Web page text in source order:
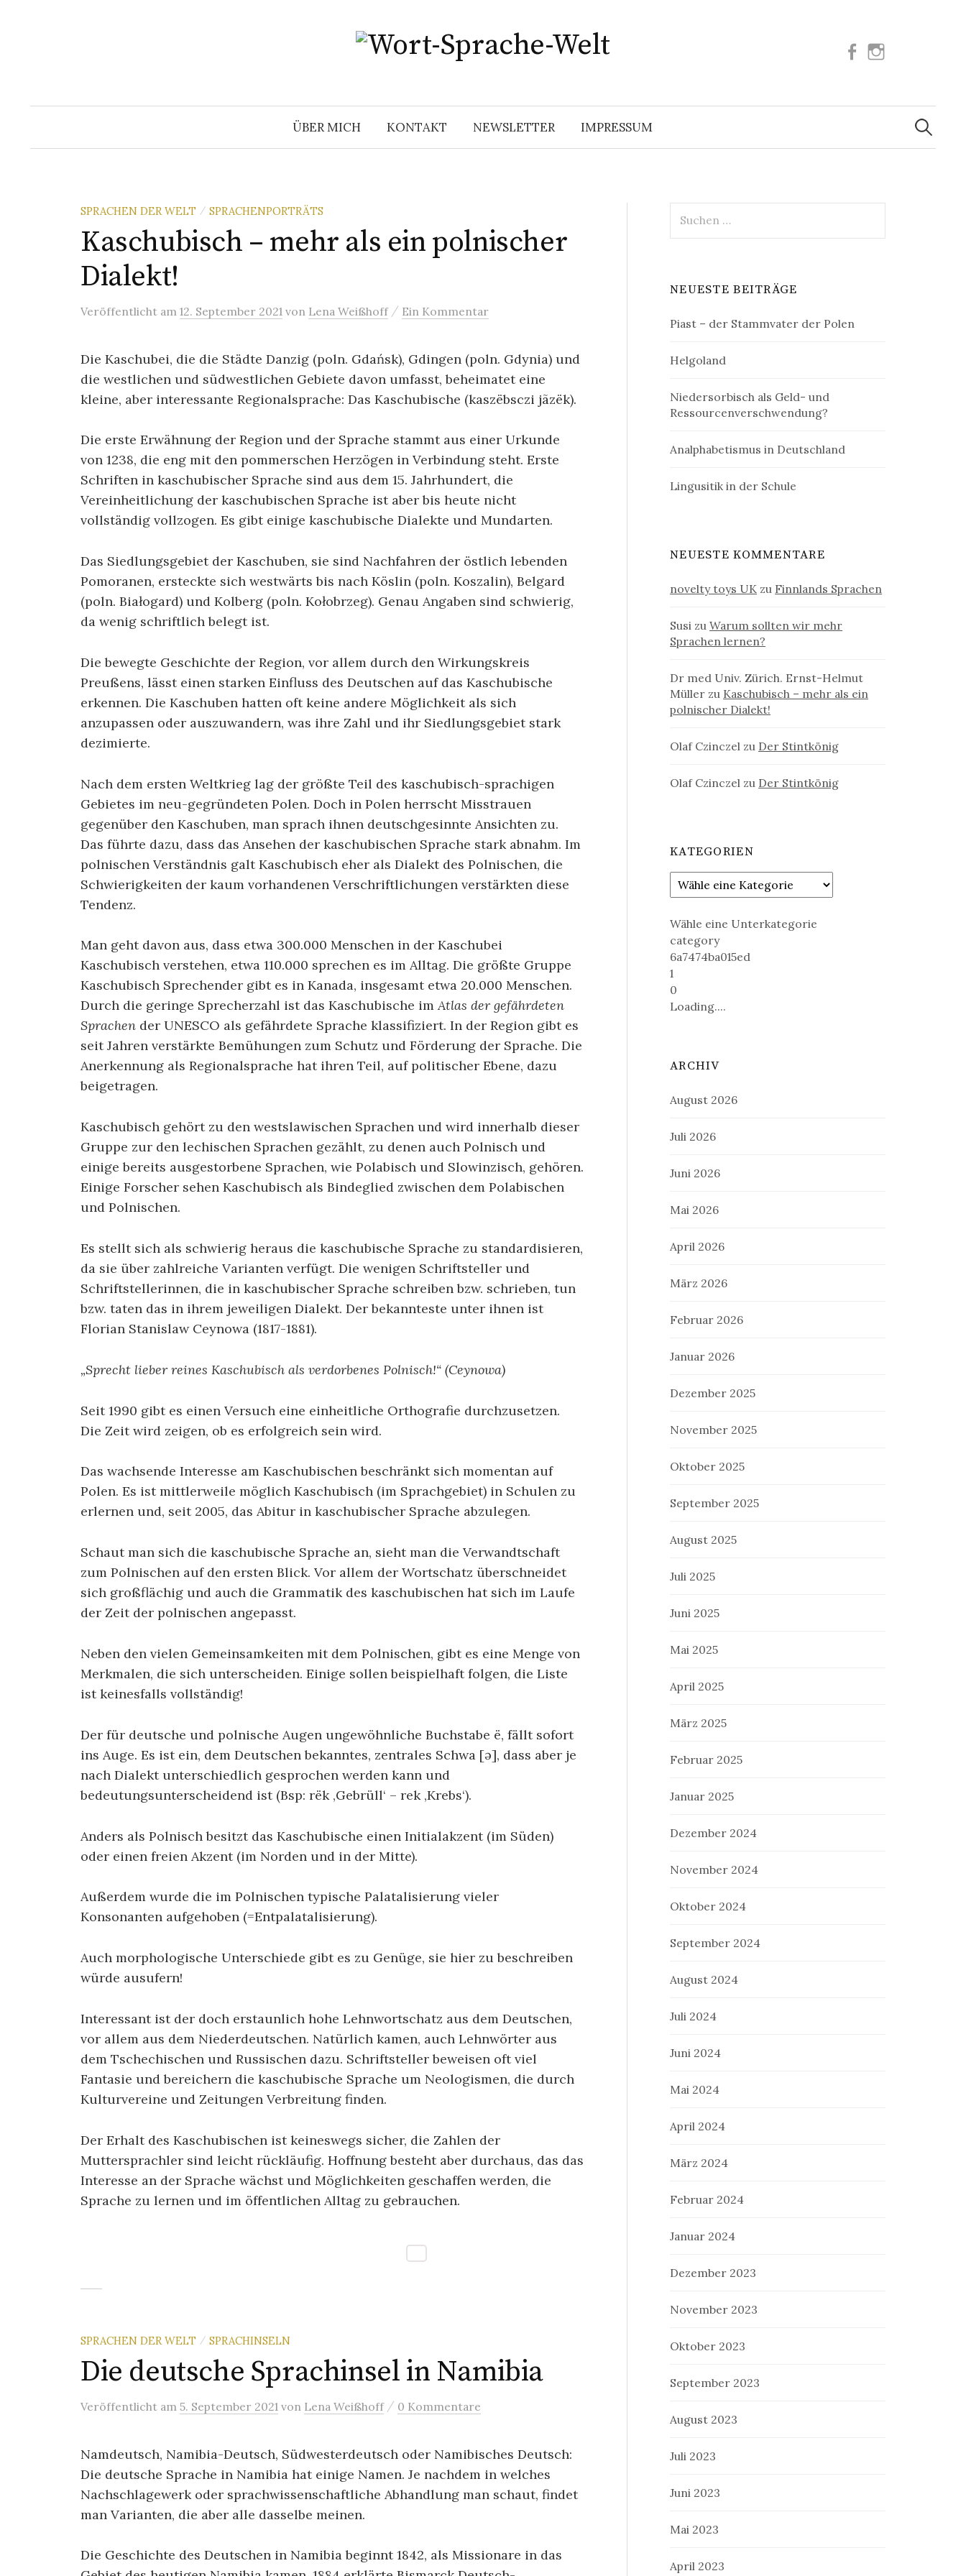
Facebook
ÜBER MICH KONTAKT NEWSLETTER IMPRESSUM
Suchen
nach:
SPRACHEN DER WELT / SPRACHENPORTRÄTS
Kaschubisch – mehr als ein polnischer
Dialekt!
Veröffentlicht am 12. September 2021 von Lena Weißhoff / Ein Kommentar
Die Kaschubei, die die Städte Danzig (poln. Gdańsk), Gdingen (poln. Gdynia) und
die westlichen und südwestlichen Gebiete davon umfasst, beheimatet eine
kleine, aber interessante Regionalsprache: Das Kaschubische (kaszëbsczi jãzëk).
Die erste Erwähnung der Region und der Sprache stammt aus einer Urkunde
von 1238, die eng mit den pommerschen Herzögen in Verbindung steht. Erste
Schriften in kaschubischer Sprache sind aus dem 15. Jahrhundert, die
Vereinheitlichung der kaschubischen Sprache ist aber bis heute nicht
vollständig vollzogen. Es gibt einige kaschubische Dialekte und Mundarten.
Das Siedlungsgebiet der Kaschuben, sie sind Nachfahren der östlich lebenden
Pomoranen, ersteckte sich westwärts bis nach Köslin (poln. Koszalin), Belgard
(poln. Białogard) und Kolberg (poln. Kołobrzeg). Genau Angaben sind schwierig,
da wenig schriftlich belegt ist.
Die bewegte Geschichte der Region, vor allem durch den Wirkungskreis
Preußens, lässt einen starken Einfluss des Deutschen auf das Kaschubische
erkennen. Die Kaschuben hatten oft keine andere Möglichkeit als sich
anzupassen oder auszuwandern, was ihre Zahl und ihr Siedlungsgebiet stark
dezimierte.
Nach dem ersten Weltkrieg lag der größte Teil des kaschubisch-sprachigen
Gebietes im neu-gegründeten Polen. Doch in Polen herrscht Misstrauen
gegenüber den Kaschuben, man sprach ihnen deutschgesinnte Ansichten zu.
Das führte dazu, dass das Ansehen der kaschubischen Sprache stark abnahm. Im
polnischen Verständnis galt Kaschubisch eher als Dialekt des Polnischen, die
Schwierigkeiten der kaum vorhandenen Verschriftlichungen verstärkten diese
Tendenz.
Man geht davon aus, dass etwa 300.000 Menschen in der Kaschubei
Kaschubisch verstehen, etwa 110.000 sprechen es im Alltag. Die größte Gruppe
Kaschubisch Sprechender gibt es in Kanada, insgesamt etwa 20.000 Menschen.
Durch die geringe Sprecherzahl ist das Kaschubische imAtlas der gefährdeten
Sprachen der UNESCO als gefährdete Sprache klassifiziert. In der Region gibt es
seit Jahren verstärkte Bemühungen zum Schutz und Förderung der Sprache. Die
Anerkennung als Regionalsprache hat ihren Teil, auf politischer Ebene, dazu
beigetragen.
Kaschubisch gehört zu den westslawischen Sprachen und wird innerhalb dieser
Gruppe zur den lechischen Sprachen gezählt, zu denen auch Polnisch und
einige bereits ausgestorbene Sprachen, wie Polabisch und Slowinzisch, gehören.
Einige Forscher sehen Kaschubisch als Bindeglied zwischen dem Polabischen
und Polnischen.
Es stellt sich als schwierig heraus die kaschubische Sprache zu standardisieren,
da sie über zahlreiche Varianten verfügt. Die wenigen Schriftsteller und
Schriftstellerinnen, die in kaschubischer Sprache schreiben bzw. schrieben, tun
bzw. taten das in ihrem jeweiligen Dialekt. Der bekannteste unter ihnen ist
Florian Stanislaw Ceynowa (1817-1881).
„Sprecht lieber reines Kaschubisch als verdorbenes Polnisch!“ (Ceynowa)
Seit 1990 gibt es einen Versuch eine einheitliche Orthografie durchzusetzen.
Die Zeit wird zeigen, ob es erfolgreich sein wird.
Das wachsende Interesse am Kaschubischen beschränkt sich momentan auf
Polen. Es ist mittlerweile möglich Kaschubisch (im Sprachgebiet) in Schulen zu
erlernen und, seit 2005, das Abitur in kaschubischer Sprache abzulegen.
Schaut man sich die kaschubische Sprache an, sieht man die Verwandtschaft
zum Polnischen auf den ersten Blick. Vor allem der Wortschatz überschneidet
sich großflächig und auch die Grammatik des kaschubischen hat sich im Laufe
der Zeit der polnischen angepasst.
Neben den vielen Gemeinsamkeiten mit dem Polnischen, gibt es eine Menge von
Merkmalen, die sich unterscheiden. Einige sollen beispielhaft folgen, die Liste
ist keinesfalls vollständig!
Der für deutsche und polnische Augen ungewöhnliche Buchstabe ë, fällt sofort
ins Auge. Es ist ein, dem Deutschen bekanntes, zentrales Schwa [ə], dass aber je
nach Dialekt unterschiedlich gesprochen werden kann und
bedeutungsunterscheidend ist (Bsp: rëk ‚Gebrüll‘ – rek ‚Krebs‘).
Anders als Polnisch besitzt das Kaschubische einen Initialakzent (im Süden)
oder einen freien Akzent (im Norden und in der Mitte).
Außerdem wurde die im Polnischen typische Palatalisierung vieler
Konsonanten aufgehoben (=Entpalatalisierung).
Auch morphologische Unterschiede gibt es zu Genüge, sie hier zu beschreiben
würde ausufern!
Interessant ist der doch erstaunlich hohe Lehnwortschatz aus dem Deutschen,
vor allem aus dem Niederdeutschen. Natürlich kamen, auch Lehnwörter aus
dem Tschechischen und Russischen dazu. Schriftsteller beweisen oft viel
Fantasie und bereichern die kaschubische Sprache um Neologismen, die durch
Kulturvereine und Zeitungen Verbreitung finden.
Der Erhalt des Kaschubischen ist keineswegs sicher, die Zahlen der
Muttersprachler sind leicht rückläufig. Hoffnung besteht aber durchaus, das das
Interesse an der Sprache wächst und Möglichkeiten geschaffen werden, die
Sprache zu lernen und im öffentlichen Alltag zu gebrauchen.
SPRACHEN DER WELT / SPRACHINSELN
Die deutsche Sprachinsel in Namibia
Veröffentlicht am 5. September 2021 von Lena Weißhoff / 0 Kommentare
Namdeutsch, Namibia-Deutsch, Südwesterdeutsch oder Namibisches Deutsch:
Die deutsche Sprache in Namibia hat einige Namen. Je nachdem in welches
Nachschlagewerk oder sprachwissenschaftliche Abhandlung man schaut, findet
man Varianten, die aber alle dasselbe meinen.
Die Geschichte des Deutschen in Namibia beginnt 1842, als Missionare in das
nach:
NEUESTE BEITRÄGE
Piast – der Stammvater der Polen
Helgoland
Niedersorbisch als Geld- und
Ressourcenverschwendung?
Analphabetismus in Deutschland
Lingusitik in der Schule
NEUESTE KOMMENTARE
novelty toys UK zu Finnlands Sprachen
Susi zuWarum sollten wir mehr
Sprachen lernen?
Dr med Univ. Zürich. Ernst-Helmut
Müller zu Kaschubisch – mehr als ein
polnischer Dialekt!
Olaf Czinczel zu Der Stintkönig
Olaf Czinczel zu Der Stintkönig
KATEGORIEN
Wähle eine Unterkategorie
category
6a7474ba015ed
1
0
Loading....
ARCHIV
August 2026
Juli 2026
Juni 2026
Mai 2026
April 2026
März 2026
Februar 2026
Januar 2026
Dezember 2025
November 2025
Oktober 2025
September 2025
August 2025
Juli 2025
Juni 2025
Mai 2025
April 2025
März 2025
Februar 2025
Januar 2025
Dezember 2024
November 2024
Oktober 2024
September 2024
August 2024
Juli 2024
Juni 2024
Mai 2024
April 2024
März 2024
Februar 2024
Januar 2024
Dezember 2023
November 2023
Oktober 2023
September 2023
August 2023
Juli 2023
Juni 2023
Mai 2023
April 2023